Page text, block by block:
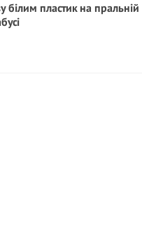
білим пластик на пральній